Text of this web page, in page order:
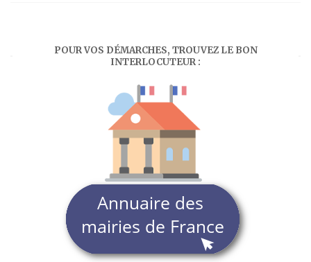
POUR VOS DÉMARCHES, TROUVEZ LE BON
INTERLOCUTEUR :